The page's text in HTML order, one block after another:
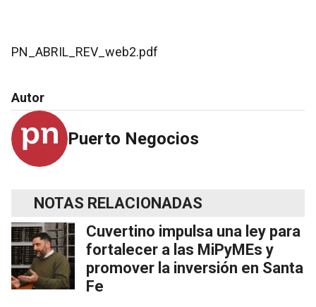
PN_ABRIL_REV_web2.pdf
Autor
Puerto Negocios
NOTAS RELACIONADAS
Cuvertino impulsa una ley para
fortalecer a las MiPyMEs y
promover la inversión en Santa
Fe